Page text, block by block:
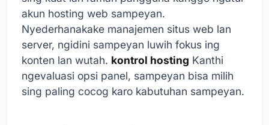
akun hosting web sampeyan.
Nyederhanakake manajemen situs web lan
server, ngidini sampeyan luwih fokus ing
konten lan wutah. kontrol hosting Kanthi
ngevaluasi opsi panel, sampeyan bisa milih
sing paling cocog karo kabutuhan sampeyan.